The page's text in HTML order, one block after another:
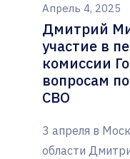
Апрель 4, 2025
Дмитрий
участие в
комиссии
вопросам
СВО
3 апреля в
области